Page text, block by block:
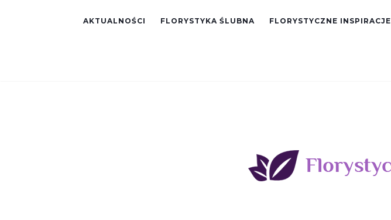
AKTUALNOŚCI FLORYSTYKA ŚLUBNA FLORYSTYCZNE INSPIRACJE